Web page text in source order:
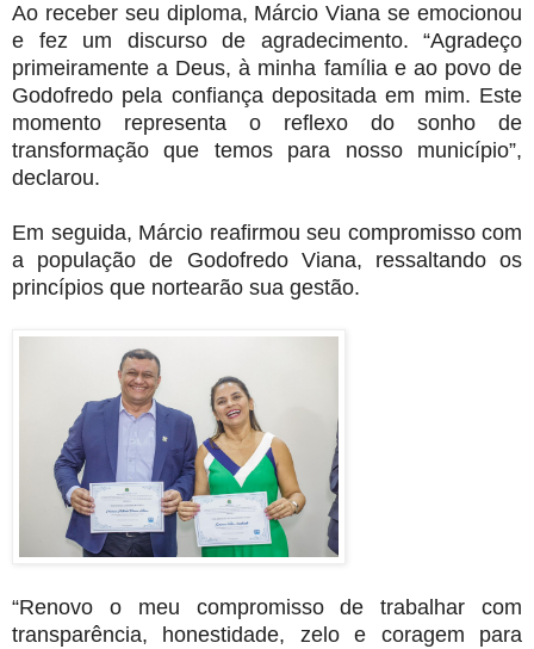
Ao receber seu diploma, Márcio Viana se emocionou
e fez um discurso de agradecimento. “Agradeço
primeiramente a Deus, à minha família e ao povo de
Godofredo pela confiança depositada em mim. Este
momento representa o reflexo do sonho de
transformação que temos para nosso município”,
declarou.
Em seguida, Márcio reafirmou seu compromisso com
a população de Godofredo Viana, ressaltando os
princípios que nortearão sua gestão.
“Renovo o meu compromisso de trabalhar com
transparência, honestidade, zelo e coragem para